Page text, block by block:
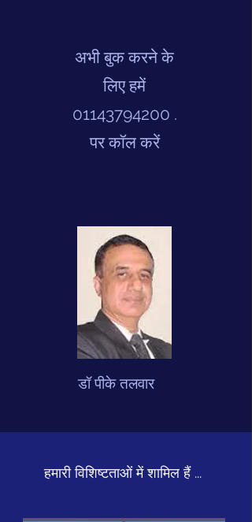
हमारी विशिष्टताओं में शामिल हैं ...
डॉ पीके तलवार
अभी बुक करने के
लिए हमें
01143794200 .
पर कॉल करें